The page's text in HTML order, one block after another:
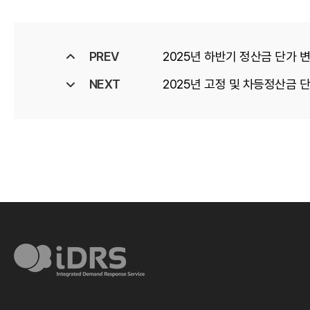
PREV
2025년 하반기 정산금 단가
NEXT
2025년 고정 및 차등정산금